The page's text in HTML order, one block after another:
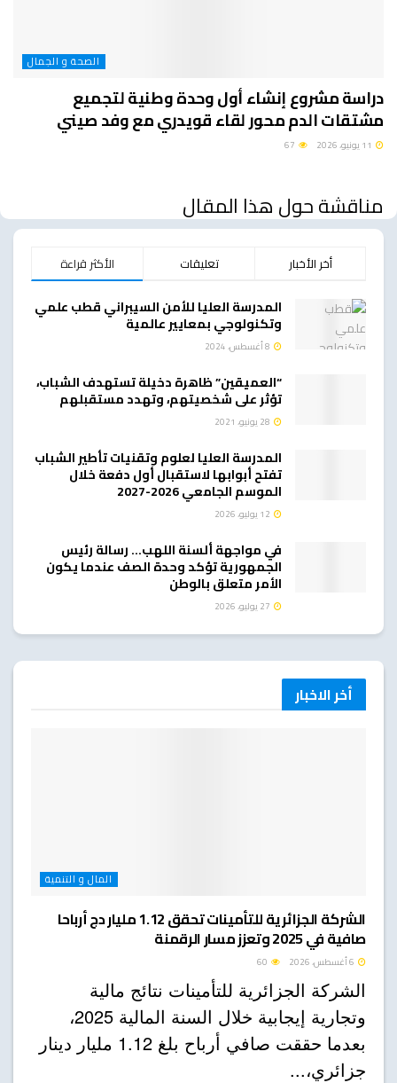
الصحة و الجمال
دراسة مشروع إنشاء أول وحدة وطنية لتجميع
مشتقات الدم محور لقاء قويدري مع وفد صيني
مناقشة حول هذا المقال
الأكثر قراءة تعليقات أخر الأخبار
المدرسة العليا للأمن السيبراني قطب علمي
وتكنولوجي بمعايير عالمية
“العميقين” ظاهرة دخيلة تستهدف الشباب،
تؤثر على شخصيتهم، وتهدد مستقبلهم
المدرسة العليا لعلوم وتقنيات تأطير الشباب
تفتح أبوابها لاستقبال أول دفعة خلال
الموسم الجامعي 2026-2027
في مواجهة ألسنة اللهب… رسالة رئيس
الجمهورية تؤكد وحدة الصف عندما يكون
الأمر متعلق بالوطن
أخر الاخبار
المال و التنمية
الشركة الجزائرية للتأمينات تحقق 1.12 مليار دج أرباحا
صافية في 2025 وتعزز مسار الرقمنة
الشركة الجزائرية للتأمينات نتائج مالية
وتجارية إيجابية خلال السنة المالية 2025،
بعدما حققت صافي أرباح بلغ 1.12 مليار دينار
جزائري،...